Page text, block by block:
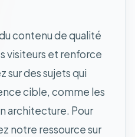
contenu de qualité
visiteurs et renforce
sur des sujets qui
cible, comme les
architecture. Pour
notre ressource sur